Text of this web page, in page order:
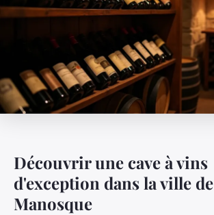
Découvrir une cave à vins
d'exception dans la ville de
Manosque